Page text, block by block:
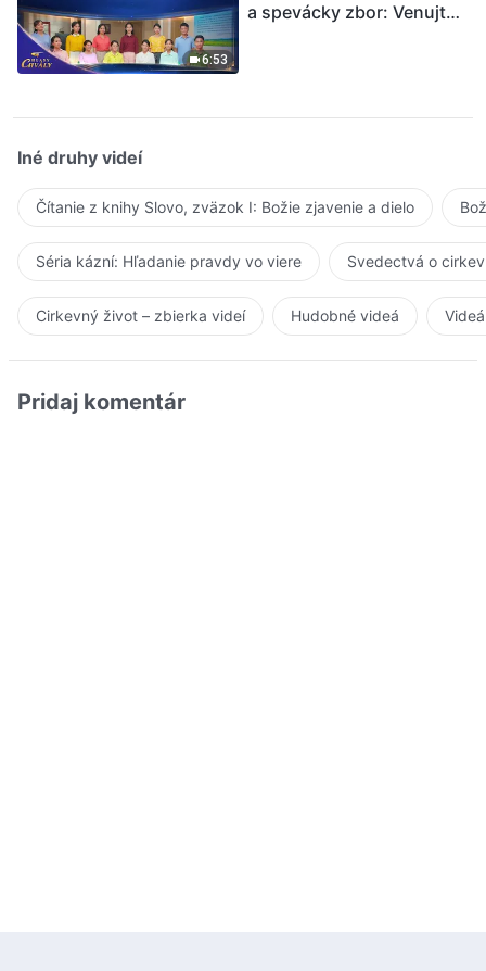
6:53
a spevácky zbor: Venujte
Iné druhy videí
Čítanie z knihy Slovo, zväzok I: Božie zjavenie a dielo
Séria kázní: Hľadanie pravdy vo viere Svedectvá o
Cirkevný život – zbierka videí Hudobné videá
Pridaj komentár